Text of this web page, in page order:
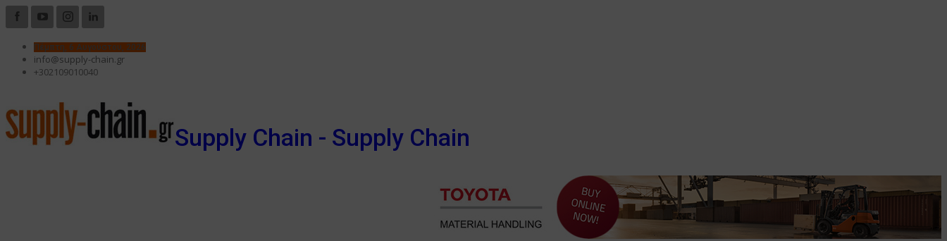
Πέμπτη, 6 Αυγούστου, 2026
info@supply-chain.gr
+302109010040
Supply Chain - Supply Chain